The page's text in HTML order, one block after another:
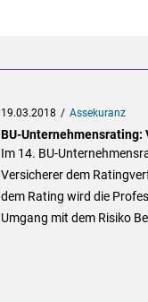
19.03.2018 Assekuranz
BU-Unternehmensrating:
Im 14. BU-
Versicherer dem
dem Rating wird die
Umgang mit dem Risiko